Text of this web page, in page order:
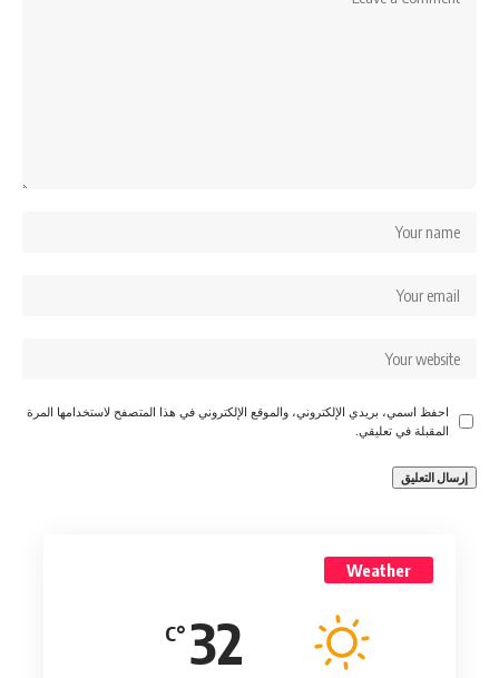
احفظ اسمي، بريدي الإلكتروني، والموقع الإلكتروني في هذا المتصفح لاستخدامها المرة
المقبلة في تعليقي.
Weather
32
°C